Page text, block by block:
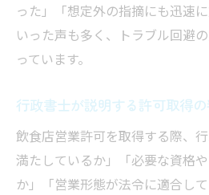
った」「想定外の指摘にも迅速
いった声も多く、トラブル回避
っています。
行政書士が説明する許可取得
飲食店営業許可を取得する際、
満たしているか」「必要な資格
か」「営業形態が法令に適合し